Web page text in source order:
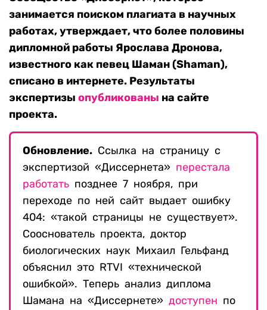
занимается поиском плагиата в научных
работах, утверждает, что более половины
дипломной работы Ярослава Дронова,
известного как певец Шаман (Shaman),
списано в интернете. Результаты
экспертизы опубликованы на сайте
проекта.
Обновление. Ссылка на страницу с
экспертизой «Диссернета» перестала
работать позднее 7 ноября, при
переходе по ней сайт выдает ошибку
404: «такой страницы не существует».
Сооснователь проекта, доктор
биологических наук Михаил Гельфанд
объяснил это RTVI «технической
ошибкой». Теперь анализ диплома
Шамана на «Диссернете» доступен по